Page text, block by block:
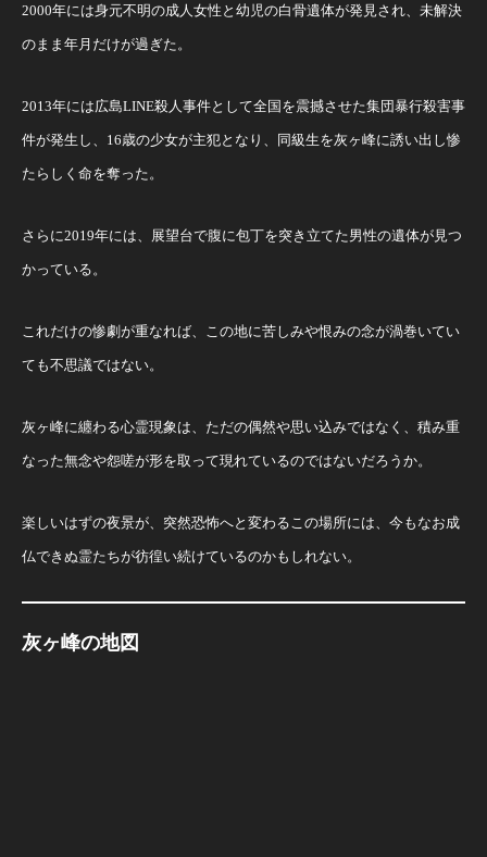
2000年には身元不明の成人女性と幼児の白骨遺体が発見され、未解決
のまま年月だけが過ぎた。
2013年には広島LINE殺人事件として全国を震撼させた集団暴行殺害事
件が発生し、16歳の少女が主犯となり、同級生を灰ヶ峰に誘い出し惨
たらしく命を奪った。
さらに2019年には、展望台で腹に包丁を突き立てた男性の遺体が見つ
かっている。
これだけの惨劇が重なれば、この地に苦しみや恨みの念が渦巻いてい
ても不思議ではない。
灰ヶ峰に纏わる心霊現象は、ただの偶然や思い込みではなく、積み重
なった無念や怨嗟が形を取って現れているのではないだろうか。
楽しいはずの夜景が、突然恐怖へと変わるこの場所には、今もなお成
仏できぬ霊たちが彷徨い続けているのかもしれない。
灰ヶ峰の地図